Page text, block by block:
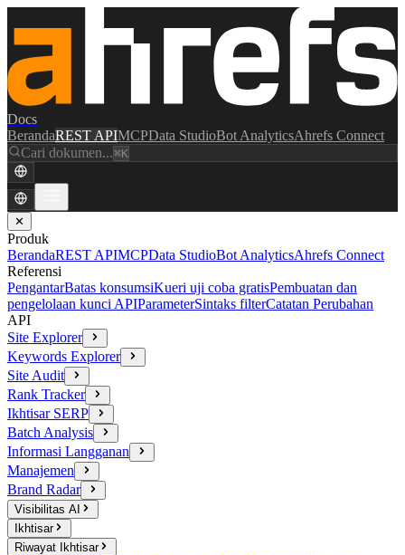
Docs
BerandaREST APIMCPData StudioBot AnalyticsAhrefs Connect
Cari dokumen...⌘K
✕
Produk
BerandaREST APIMCPData StudioBot AnalyticsAhrefs Connect
Referensi
PengantarBatas konsumsiKueri uji coba gratisPembuatan dan
pengelolaan kunci APIParameterSintaks filterCatatan Perubahan
API
Site Explorer
Keywords Explorer
Site Audit
Rank Tracker
Ikhtisar SERP
Batch Analysis
Informasi Langganan
Manajemen
Brand Radar
Visibilitas AI
Ikhtisar
Riwayat Ikhtisar